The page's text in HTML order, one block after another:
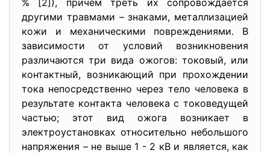
другими травмами – знаками, металлизацией
кожи и механическими повреждениями. В
зависимости от условий возникновения
различаются три вида ожогов: токовый, или
контактный, возникающий при прохождении
тока непосредственно через тело человека в
результате контакта человека с токоведущей
частью; этот вид ожога возникает в
электроустановках относительно небольшого
напряжения – не выше 1 - 2 кВ и является, как